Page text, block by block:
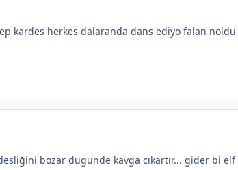
kardes herkes dalaranda dans ediyo falan
bozar dugunde kavga cıkartır... gider bi elf